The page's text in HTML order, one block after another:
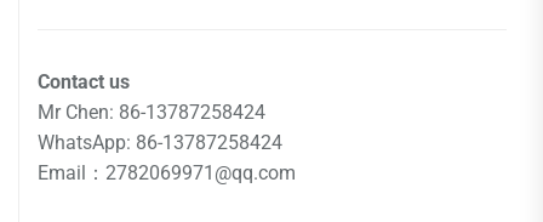
Contact us
Mr Chen: 86-13787258424
WhatsApp: 86-13787258424
Email：2782069971@qq.com